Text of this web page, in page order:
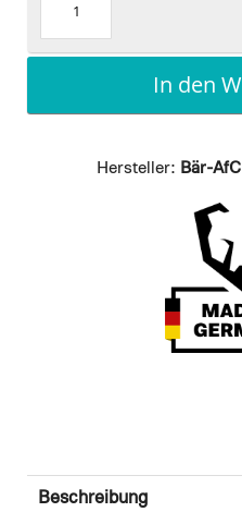
In den
Hersteller: Bär-
Beschreibung